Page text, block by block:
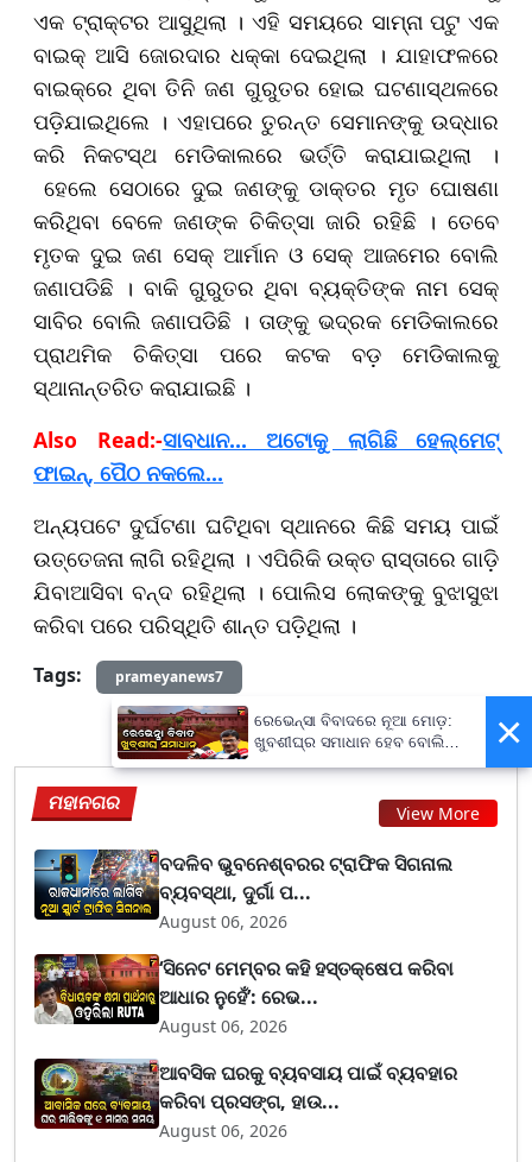
ଏକ ଟ୍ରାକ୍ଟର ଆସୁଥିଲା । ଏହି ସମୟରେ ସାମ୍ନା ପଟୁ ଏକ
ବାଇକ୍‌ ଆସି ଜୋରଦାର ଧକ୍କା ଦେଇଥିଲା । ଯାହାଫଳରେ
ବାଇକ୍‌ରେ ଥିବା ତିନି ଜଣ ଗୁରୁତର ହୋଇ ଘଟଣାସ୍ଥଳରେ
ପଡ଼ିଯାଇଥିଲେ । ଏହାପରେ ତୁରନ୍ତ ସେମାନଙ୍କୁ ଉଦ୍ଧାର
କରି ନିକଟସ୍ଥ ମେଡିକାଲରେ ଭର୍ତ୍ତି କରାଯାଇଥିଲା ।
ହେଲେ ସେଠାରେ ଦୁଇ ଜଣଙ୍କୁ ଡାକ୍ତର ମୃତ ଘୋଷଣା
କରିଥିବା ବେଳେ ଜଣଙ୍କ ଚିକିତ୍ସା ଜାରି ରହିଛି । ତେବେ
ମୃତକ ଦୁଇ ଜଣ ସେକ୍‌ ଆର୍ମାନ ଓ ସେକ୍ ଆଜମେର ବୋଲି
ଜଣାପଡିଛି । ବାକି ଗୁରୁତର ଥିବା ବ୍ୟକ୍ତିଙ୍କ ନାମ ସେକ୍‌
ସାବିର ବୋଲି ଜଣାପଡିଛି । ତାଙ୍କୁ ଭଦ୍ରକ ମେଡିକାଲରେ
ପ୍ରାଥମିକ ଚିକିତ୍ସା ପରେ କଟକ ବଡ଼ ମେଡିକାଲକୁ
ସ୍ଥାନାନ୍ତରିତ କରାଯାଇଛି ।
Also Read:-ସାବଧାନ... ଅଟୋକୁ ଲାଗିଛି ହେଲ୍‌ମେଟ୍‌
ଫାଇନ୍, ପୈଠ ନକଲେ...
ଅନ୍ୟପଟେ ଦୁର୍ଘଟଣା ଘଟିଥିବା ସ୍ଥାନରେ କିଛି ସମୟ ପାଇଁ
ଉତ୍ତେଜନା ଲାଗି ରହିଥିଲା । ଏପିରିକି ଉକ୍ତ ରାସ୍ତାରେ ଗାଡ଼ି
ଯିବାଆସିବା ବନ୍ଦ ରହିଥିଲା । ପୋଲିସ ଲୋକଙ୍କୁ ବୁଝାସୁଝା
କରିବା ପରେ ପରିସ୍ଥିତି ଶାନ୍ତ ପଡ଼ିଥିଲା ।
Tags: prameyanews7
ମହାନଗର View More
ବଦଳିବ ଭୁବନେଶ୍ବରର ଟ୍ରାଫିକ ସିଗନାଲ
ବ୍ୟବସ୍ଥା, ଦୁର୍ଗା ପ...
August 06, 2026
‘ସିନେଟ ମେମ୍ବର କହି ହସ୍ତକ୍ଷେପ କରିବା
ଆଧାର ନୁହେଁ’: ରେଭ...
August 06, 2026
ଆବସିକ ଘରକୁ ବ୍ୟବସାୟ ପାଇଁ ବ୍ୟବହାର
କରିବା ପ୍ରସଙ୍ଗ, ହାଉ...
August 06, 2026
×
ରେଭେନ୍ସା ବିବାଦରେ ନୂଆ ମୋଡ଼:
ଖୁବଶୀଘ୍ର ସମାଧାନ ହେବ ବୋଲି
କହିଲେ କୁଳପତି